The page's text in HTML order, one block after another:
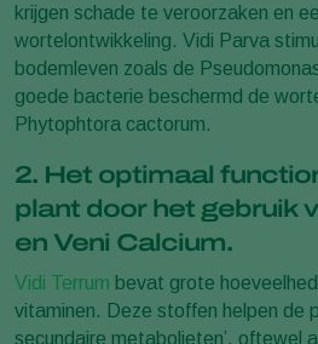
krijgen schade te veroorzaken en
wortelontwikkeling. Vidi Parva
bodemleven zoals de
goede bacterie beschermd de
Phytophtora cactorum.
2. Het optimaal
plant door het gebruik
en Veni Calcium.
Vidi Terrum bevat grote
vitaminen. Deze stoffen helpen de
secundaire metabolieten’, oftewel